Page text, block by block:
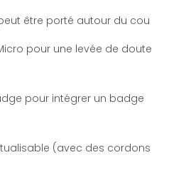
être porté autour du cou
pour une levée de doute
pour intégrer un badge
(avec des cordons